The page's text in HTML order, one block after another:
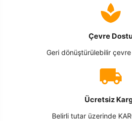
Çevre
Geri dönüştürülebilir
Ücretsiz
Belirli tutar üzerinde